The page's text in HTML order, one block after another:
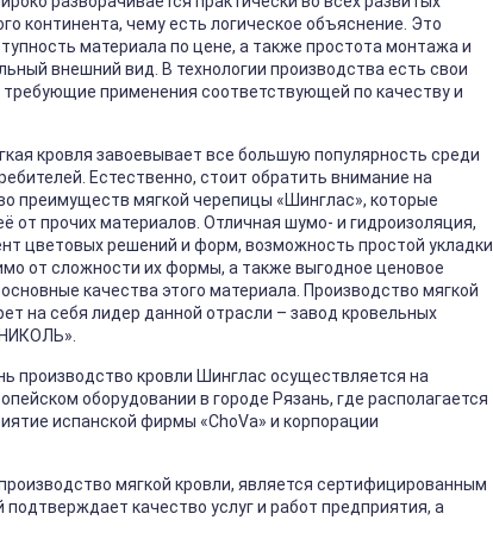
континента, чему есть логическое объяснение. Это
материала по цене, а также простота монтажа и
внешний вид. В технологии производства есть свои
применения соответствующей по качеству и
кровля завоевывает все большую популярность среди
Естественно, стоит обратить внимание на
преимуществ мягкой черепицы «Шинглас», которые
от прочих материалов. Отличная шумо- и гидроизоляция,
цветовых решений и форм, возможность простой укладки
от сложности их формы, а также выгодное ценовое
качества этого материала. Производство мягкой
на себя лидер данной отрасли – завод кровельных
производство кровли Шинглас осуществляется на
оборудовании в городе Рязань, где располагается
испанской фирмы «ChoVa» и корпорации
мягкой кровли, является сертифицированным
качество услуг и работ предприятия, а